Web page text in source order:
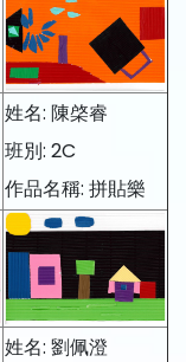
姓名: 陳棨睿
班別: 2C
作品名稱: 拼貼樂
姓名: 劉佩澄